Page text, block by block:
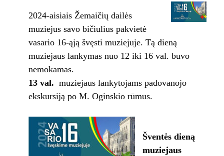
2024-aisiais Žemaičių dailės
muziejus savo bičiulius pakvietė
vasario 16-ąją švęsti muziejuje. Tą dieną
muziejaus lankymas nuo 12 iki 16 val. buvo
nemokamas.
13 val. muziejaus lankytojams padovanojo
ekskursiją po M. Oginskio rūmus.
Šventės dieną
muziejaus